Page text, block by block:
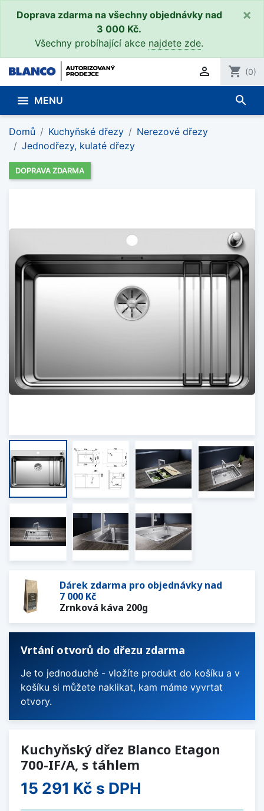
Doprava zdarma na všechny objednávky nad
3 000 Kč.
Všechny probíhající akce najdete zde.
×
 shopping_cart (0)
 MENU search
Domů Kuchyňské dřezy
Nerezové dřezy
Jednodřezy, kulaté dřezy
DOPRAVA ZDARMA
Dárek zdarma pro objednávky nad
7 000 Kč
Zrnková káva 200g
Vrtání otvorů do dřezu zdarma
Je to jednoduché - vložíte produkt do košíku a v
košíku si můžete naklikat, kam máme vyvrtat
otvory.
Kuchyňský dřez Blanco Etagon
700-IF/A, s táhlem
15 291 Kč s DPH